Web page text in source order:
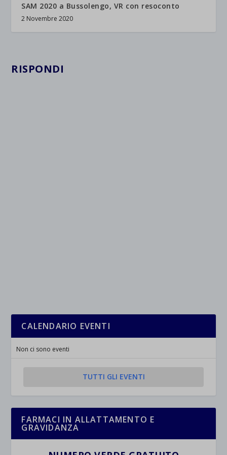
SAM 2020 a Bussolengo, VR con resoconto
2 Novembre 2020
RISPONDI
CALENDARIO EVENTI
Non ci sono eventi
TUTTI GLI EVENTI
FARMACI IN ALLATTAMENTO E
GRAVIDANZA